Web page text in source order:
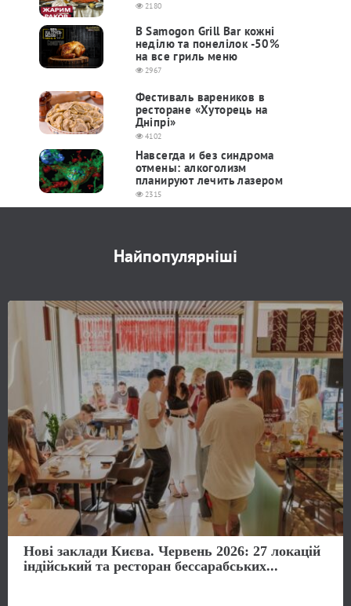
2180
В Samogon Grill Bar кожні
неділю та понелілок -50%
на все гриль меню
2967
Фестиваль вареников в
ресторане «Хуторець на
Дніпрі»
4102
Навсегда и без синдрома
отмены: алкоголизм
планируют лечить лазером
2315
Найпопулярніші
Нові заклади Києва. Червень 2026: 27 локацій
індійський та ресторан бессарабських...